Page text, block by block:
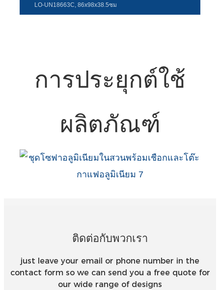
LO-UN18663C, 86x98x38.5ซม
การประยุกต์ใช้
ผลิตภัณฑ์
ติดต่อกับพวกเรา
just leave your email or phone number in the
contact form so we can send you a free quote for
our wide range of designs